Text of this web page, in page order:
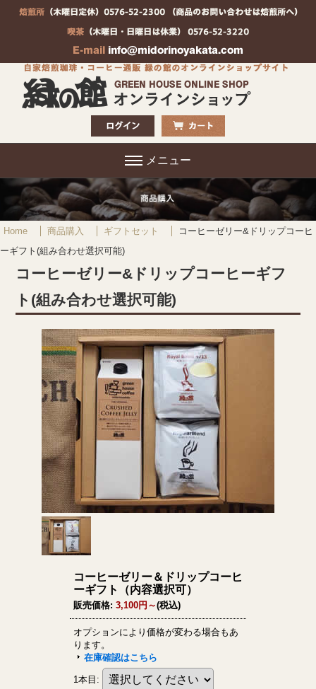
メニュー
Home 商品購入 ギフトセット
コーヒーゼリー&ドリップコーヒ
ーギフト(組み合わせ選択可能)
コーヒーゼリー&ドリップコーヒーギフ
ト(組み合わせ選択可能)